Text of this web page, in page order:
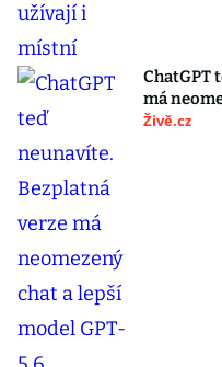
ChatGPT
má
Živě.cz